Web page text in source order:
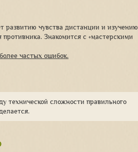
развитию чувства дистанции и изучению
Знакомится с «мастерскими
частых ошибок.
технической сложности правильного